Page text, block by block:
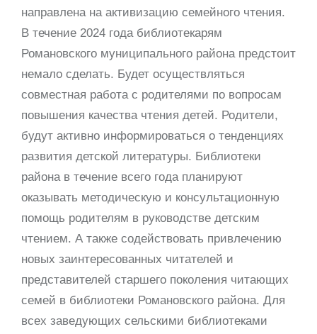
направлена на активизацию семейного чтения.
В течение 2024 года библиотекарям
Романовского муниципального района предстоит
немало сделать. Будет осуществляться
совместная работа с родителями по вопросам
повышения качества чтения детей. Родители,
будут активно информироваться о тенденциях
развития детской литературы. Библиотеки
района в течение всего года планируют
оказывать методическую и консультационную
помощь родителям в руководстве детским
чтением. А также содействовать привлечению
новых заинтересованных читателей и
представителей старшего поколения читающих
семей в библиотеки Романовского района. Для
всех заведующих сельскими библиотеками